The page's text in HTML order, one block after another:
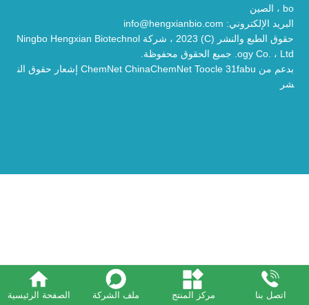
bo ، الصين
البريد الإلكتروني: info@hengxianbio.com
حقوق الطبع والنشر (C) 2023 ،
شركة Ningbo Hengxian Biotechnol
ogy Co. ، Ltd. جميع الحقوق محفوظة.
بدعم من
ChemNet ChinaChemNet Toocle 31fabu
إشعار حقوق الن
شر
الصفحة الرئيسية ملف الشركة مركز المنتج اتصل بنا